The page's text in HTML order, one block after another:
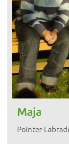
Maja
Pointer-